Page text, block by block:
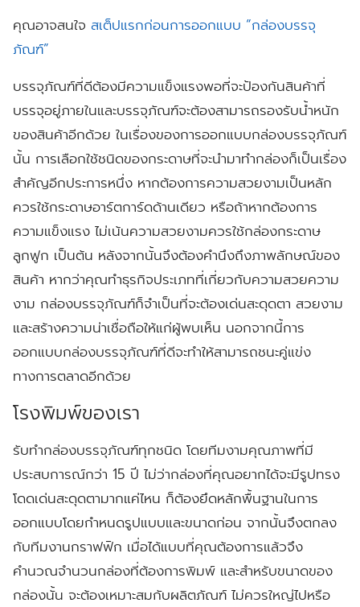
คุณอาจสนใจ สเต็ปแรกก่อนการออกแบบ “กล่องบรรจุ
ภัณฑ์”
บรรจุภัณฑ์ที่ดีต้องมีความแข็งแรงพอที่จะป้องกันสินค้าที่
บรรจุอยู่ภายในและบรรจุภัณฑ์จะต้องสามารถรองรับน้ำหนัก
ของสินค้าอีกด้วย ในเรื่องของการออกแบบกล่องบรรจุภัณฑ์
นั้น การเลือกใช้ชนิดของกระดาษที่จะนำมาทำกล่องก็เป็นเรื่อง
สำคัญอีกประการหนึ่ง หากต้องการความสวยงามเป็นหลัก
ควรใช้กระดาษอาร์ตการ์ดด้านเดียว หรือถ้าหากต้องการ
ความแข็งแรง ไม่เน้นความสวยงามควรใช้กล่องกระดาษ
ลูกฟูก เป็นต้น หลังจากนั้นจึงต้องคำนึงถึงภาพลักษณ์ของ
สินค้า หากว่าคุณทำธุรกิจประเภทที่เกี่ยวกับความสวยความ
งาม กล่องบรรจุภัณฑ์ก็จำเป็นที่จะต้องเด่นสะดุดตา สวยงาม
และสร้างความน่าเชื่อถือให้แก่ผู้พบเห็น นอกจากนี้การ
ออกแบบกล่องบรรจุภัณฑ์ที่ดีจะทำให้สามารถชนะคู่แข่ง
ทางการตลาดอีกด้วย
โรงพิมพ์ของเรา
รับทำกล่องบรรจุภัณฑ์ทุกชนิด โดยทีมงามคุณภาพที่มี
ประสบการณ์กว่า 15 ปี ไม่ว่ากล่องที่คุณอยากได้จะมีรูปทรง
โดดเด่นสะดุดตามากแค่ไหน ก็ต้องยึดหลักพื้นฐานในการ
ออกแบบโดยกำหนดรูปแบบและขนาดก่อน จากนั้นจึงตกลง
กับทีมงานกราฟฟิก เมื่อได้แบบที่คุณต้องการแล้วจึง
คำนวณจำนวนกล่องที่ต้องการพิมพ์ และสำหรับขนาดของ
กล่องนั้น จะต้องเหมาะสมกับผลิตภัณฑ์ ไม่ควรใหญ่ไปหรือ